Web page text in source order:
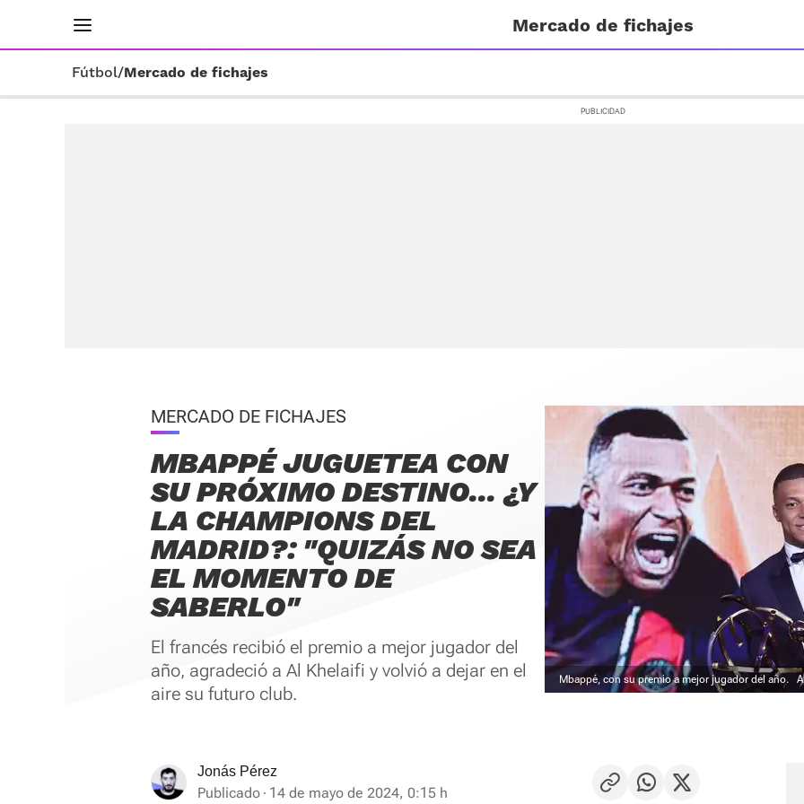
Mercado de fichajes
Fútbol/Mercado de fichajes
MERCADO DE FICHAJES
MBAPPÉ JUGUETEA CON
SU PRÓXIMO DESTINO... ¿Y
LA CHAMPIONS DEL
MADRID?: "QUIZÁS NO SEA
EL MOMENTO DE
SABERLO"
El francés recibió el premio a mejor jugador del
año, agradeció a Al Khelaifi y volvió a dejar en el
aire su futuro club.
Mbappé, con su premio a mejor jugador del año.
Jonás Pérez
Publicado 14 de mayo de 2024, 0:15 h